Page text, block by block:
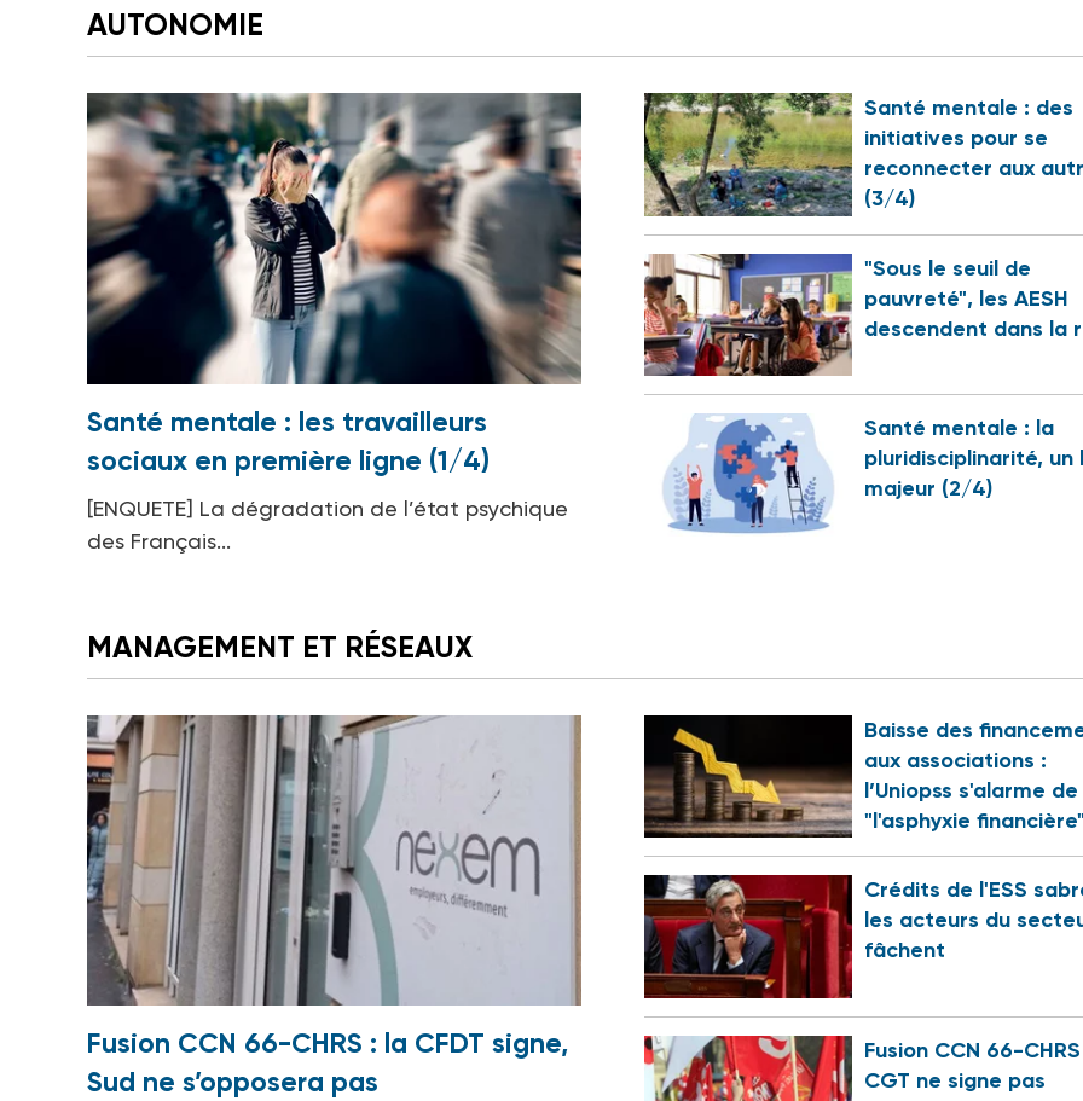
AUTONOMIE
Santé mentale : les travailleurs
sociaux en première ligne (1/4)
[ENQUETE] La dégradation de l’état psychique
des Français...
Santé mentale : des
initiatives pour se
reconnecter aux
(3/4)
"Sous le seuil de
pauvreté", les AESH
descendent dans la
Santé mentale : la
pluridisciplinarité, un
majeur (2/4)
MANAGEMENT ET RÉSEAUX
Fusion CCN 66-CHRS : la CFDT signe,
Sud ne s’opposera pas
Baisse des
aux associations :
l’Uniopss s'alarme de
"l'asphyxie financière"
Crédits de l'ESS
les acteurs du
fâchent
Fusion CCN 66-
CGT ne signe pas